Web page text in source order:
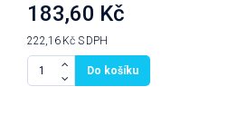
183,60 Kč
222,16 Kč S DPH
Do košíku